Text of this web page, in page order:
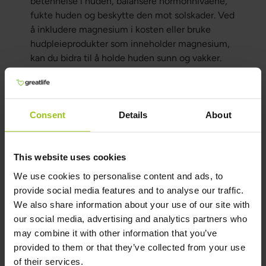
Consent Details About
This website uses cookies
We use cookies to personalise content and ads, to
provide social media features and to analyse our traffic.
We also share information about your use of our site with
our social media, advertising and analytics partners who
may combine it with other information that you’ve
provided to them or that they’ve collected from your use
of their services.
fukte huden og beskytte den mot solskader. Ved
å inkludere magnesium i kosten eller bruke
hudpleieprodukter som inneholder magnesium,
kan du bidra til å holde huden sunn og vakker.
Forfatter
Medisinsk gjennomgått av:
Teresa Husén, Funksjonell Medisinsk
Ernæringsterapeut
Oppdatert:
09 Mars 2026